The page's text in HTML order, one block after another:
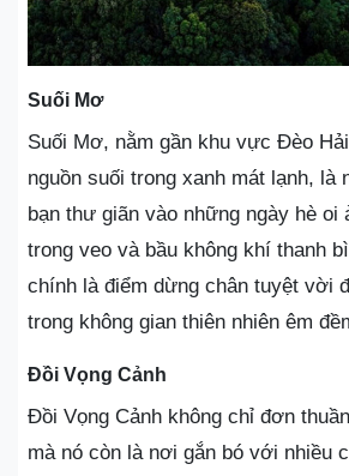
Suối Mơ
Suối Mơ, nằm gần khu vực Đèo
nguồn suối trong xanh mát lạnh, là
bạn thư giãn vào những ngày hè oi
trong veo và bầu không khí thanh
chính là điểm dừng chân tuyệt vời
trong không gian thiên nhiên êm
Đồi Vọng Cảnh
Đồi Vọng Cảnh không chỉ đơn
mà nó còn là nơi gắn bó với nhiều